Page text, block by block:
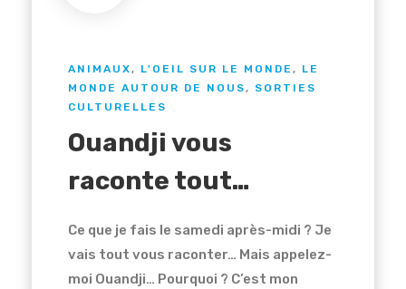
ANIMAUX, L'OEIL SUR LE MONDE , LE
MONDE AUTOUR DE NOUS, SORTIES
CULTURELLES
Ouandji vous
raconte tout…
Ce que je fais le samedi après-midi ? Je
vais tout vous raconter… Mais appelez-
moi Ouandji… Pourquoi ? C’est mon